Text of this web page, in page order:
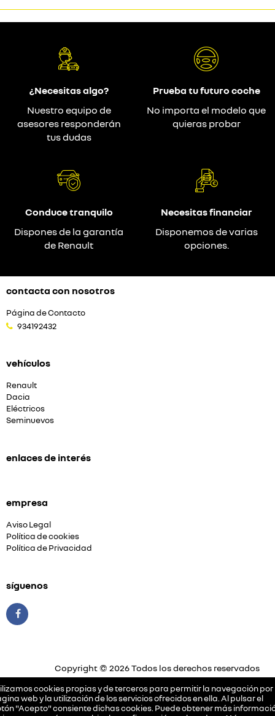
cookies propias y de terceros para permitir la navegación por
web y la utilización de los servicios ofrecidos en ella. Al pulsar el
"Acepto" consiente dichas cookies. Puede obtener más
¿Necesitas algo?
Nuestro equipo de
asesores responderán
tus dudas
Prueba tu futuro coche
No importa el modelo que
quieras probar
Conduce tranquilo
Dispones de la garantía
de Renault
Necesitas financiar
Disponemos de varias
opciones.
contacta con nosotros
Página de Contacto
934192432
vehículos
Renault
Dacia
Eléctricos
Seminuevos
enlaces de interés
empresa
Aviso Legal
Política de cookies
Política de Privacidad
síguenos
Copyright © 2026 Todos los derechos reservados
Plataforma Concesión byReleasemarketing S.L.